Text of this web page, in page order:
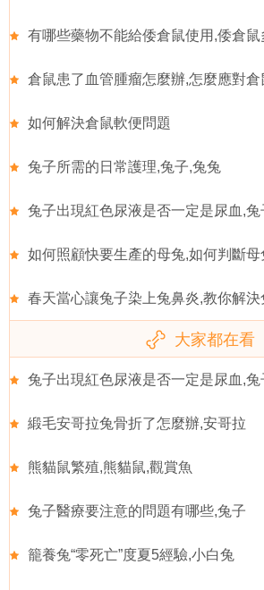
有哪些藥物不能給倭倉鼠使用,倭倉
倉鼠患了血管腫瘤怎麼辦,怎麼應對
如何解決倉鼠軟便問題
兔子所需的日常護理,兔子,兔兔
兔子出現紅色尿液是否一定是尿血,兔
如何照顧快要生產的母兔,如何判斷
春天當心讓兔子染上兔鼻炎,教你解
大家都在看
兔子出現紅色尿液是否一定是尿血,兔
緞毛安哥拉兔骨折了怎麼辦,安哥拉
熊貓鼠繁殖,熊貓鼠,觀賞魚
兔子醫療要注意的問題有哪些,兔子
籠養兔“零死亡”度夏5經驗,小白兔